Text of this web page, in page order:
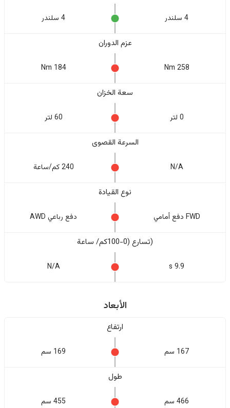
4 سلندر 4 سلندر
عزم الدوران
258 Nm
184 Nm
سعة الخزان
0 لتر 60 لتر
السرعة القصوى
N/A 240 كم/ساعة
نوع القيادة
FWD دفع أمامي دفع رباعي AWD
(تسارع (0-100كم/ ساعة
9.9 s
N/A
الأبعاد
ارتفاع
167 سم 169 سم
طول
466 سم 455 سم